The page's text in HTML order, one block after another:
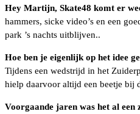
Hey Martijn, Skate48 komt er
hammers, sicke video’s en een
park ’s nachts uitblijven..
Hoe ben je eigenlijk op het idee
Tijdens een wedstrijd in het
hielp daarvoor altijd een beetje bij
Voorgaande jaren was het al